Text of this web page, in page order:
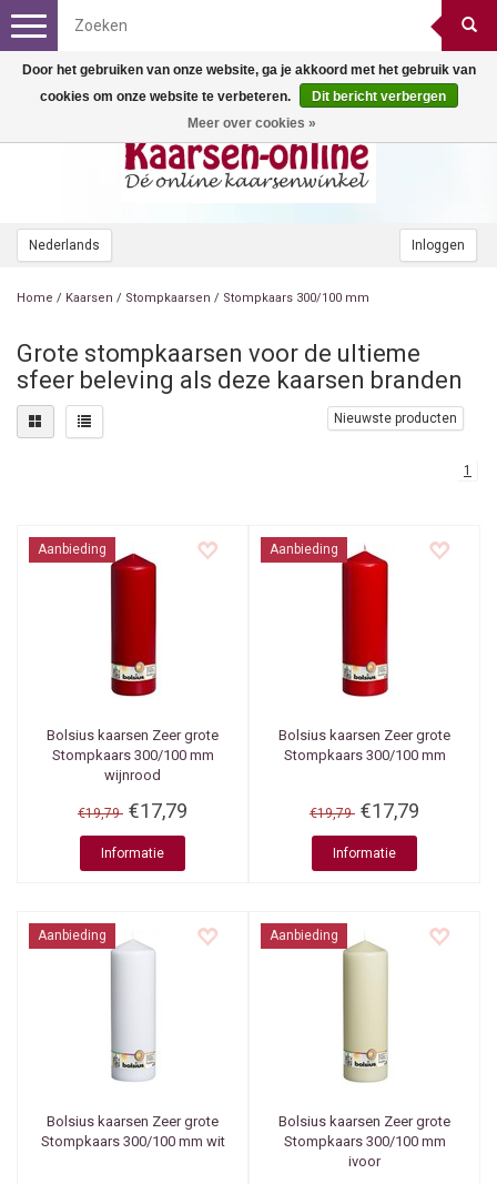
Nederlands Inloggen
Toggle
navigation
Home / Kaarsen / Stompkaarsen / Stompkaars 300/100 mm
Grote stompkaarsen voor de ultieme
sfeer beleving als deze kaarsen branden
Nieuwste producten
1
Aanbieding
Bolsius kaarsen Zeer grote
Stompkaars 300/100 mm
wijnrood
€19,79 €17,79
Informatie
Aanbieding
Bolsius kaarsen Zeer grote
Stompkaars 300/100 mm
€19,79 €17,79
Informatie
Aanbieding
Bolsius kaarsen Zeer grote
Stompkaars 300/100 mm wit
Aanbieding
Bolsius kaarsen Zeer grote
Stompkaars 300/100 mm
ivoor
Door het gebruiken van onze website, ga je akkoord met het gebruik van
cookies om onze website te verbeteren.
Dit bericht verbergen
Meer over cookies »